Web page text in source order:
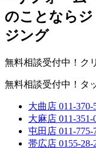
無料相談受付中！ク
無料相談受付中！タ
大曲店 011-370-
大麻店 011-351-
屯田店 011-775-
帯広店 0155-28-